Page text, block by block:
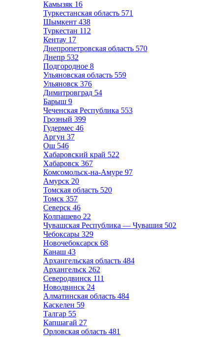
Камызяк 16
Туркестанская область 571
Шымкент 438
Туркестан 112
Кентау 17
Днепропетровская область 570
Днепр 532
Подгородное 8
Ульяновская область 559
Ульяновск 376
Димитровград 54
Барыш 9
Чеченская Республика 553
Грозный 399
Гудермес 46
Аргун 37
Ош 546
Хабаровский край 522
Хабаровск 367
Комсомольск-на-Амуре 97
Амурск 20
Томская область 520
Томск 357
Северск 46
Колпашево 22
Чувашская Республика — Чувашия 502
Чебоксары 329
Новочебоксарск 68
Канаш 43
Архангельская область 484
Архангельск 262
Северодвинск 111
Новодвинск 24
Алматинская область 484
Каскелен 59
Талгар 55
Капшагай 27
Орловская область 481